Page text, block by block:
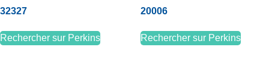
32327
Rechercher sur Perkins
20006
Rechercher sur Perkins